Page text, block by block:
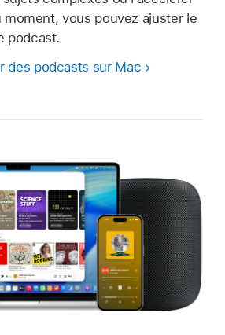
moment, vous pouvez ajuster le
podcast.
des podcasts sur Mac